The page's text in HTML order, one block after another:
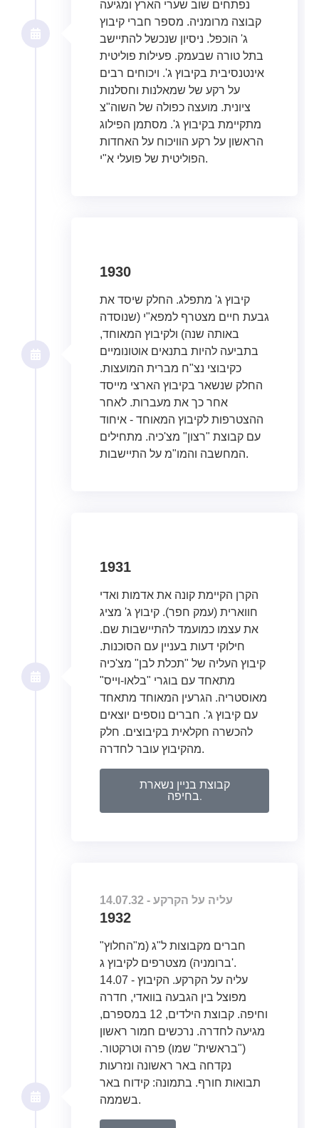
נפתחים שוב שערי הארץ ומגיעה
קבוצה מרומניה. מספר חברי קיבוץ
ג' הוכפל. ניסיון שנכשל להתיישב
בתל טורה שבעמק. פעילות פוליטית
אינטנסיבית בקיבוץ ג'. ויכוחים רבים
על רקע של שמאלנות וחסלנות
ציונית. מועצה כפולה של השוה"צ
מתקיימת בקיבוץ ג'. מסתמן הפילוג
הראשון על רקע הוויכוח על האחדות
הפוליטית של פועלי א"י.
1930
קיבוץ ג' מתפלג. החלק שיסד את
גבעת חיים מצטרף למפא"י (שנוסדה
באותה שנה) ולקיבוץ המאוחד,
בתביעה להיות בתנאים אוטונומיים
כקיבוצי נצ"ח מברית המועצות.
החלק שנשאר בקיבוץ הארצי מייסד
אחר כך את מעברות. לאחר
ההצטרפות לקיבוץ המאוחד - איחוד
עם קבוצת "רצון" מצ'כיה. מתחילים
המחשבה והמו"מ על התיישבות.
1931
הקרן הקיימת קונה את אדמות ואדי
חווארית (עמק חפר). קיבוץ ג' מציג
את עצמו כמועמד להתיישבות שם.
חילוקי דעות בעניין עם הסוכנות.
קיבוץ העליה של "תכלת לבן" מצ'כיה
מתאחד עם בוגרי "בלאו-וייס"
מאוסטריה. הגרעין המאוחד מתאחד
עם קיבוץ ג'. חברים נוספים יוצאים
להכשרה חקלאית בקיבוצים. חלק
מהקיבוץ עובר לחדרה.
קבוצת בניין נשארת
בחיפה.
14.07.32 - עליה על הקרקע
1932
חברים מקבוצות ל"ג (מ"החלוץ"
ברומניה) מצטרפים לקיבוץ ג'.
14.07 - עליה על הקרקע. הקיבוץ
מפוצל בין הגבעה בוואדי, חדרה
וחיפה. קבוצת הילדים, 12 במספרם,
מגיעה לחדרה. נרכשים חמור ראשון
("בראשית" שמו) פרה וטרקטור.
נקדחה באר ראשונה ונזרעות
תבואות חורף. בתמונה: קידוח באר
בשממה.